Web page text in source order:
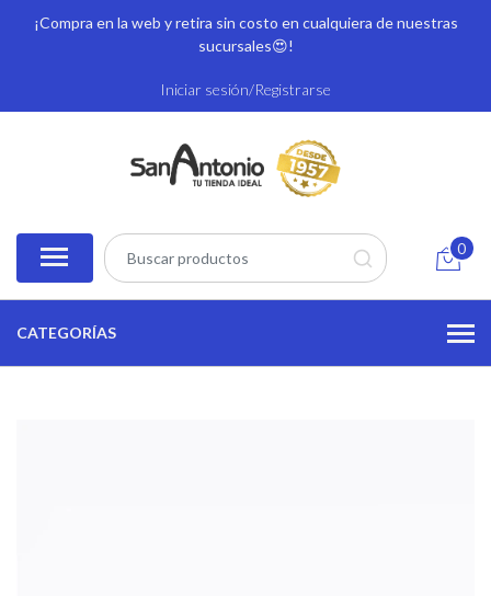
¡Compra en la web y retira sin costo en cualquiera de nuestras
sucursales😍!
Iniciar sesión/Registrarse
0
CATEGORÍAS